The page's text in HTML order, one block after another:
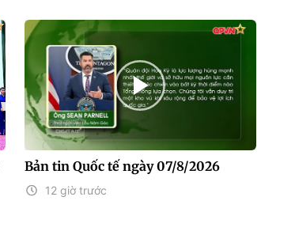
Bản tin Quốc tế ngày 07/8/2026
12 giờ trước